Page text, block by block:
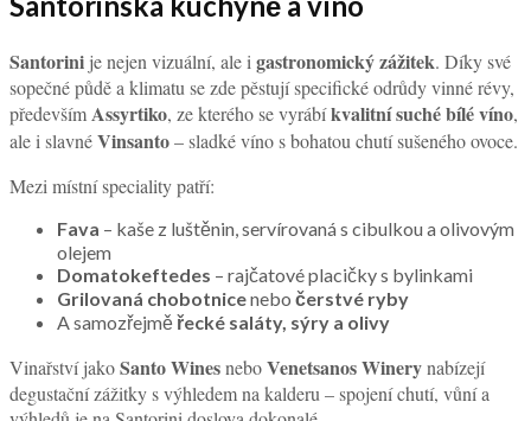
Santorini je nejen vizuální, ale i gastronomický zážitek. Díky své
sopečné půdě a klimatu se zde pěstují specifické odrůdy vinné révy,
předevšímAssyrtiko, ze kterého se vyrábíkvalitní suché bílé víno,
ale i slavnéVinsanto– sladké víno s bohatou chutí sušeného ovoce.
Mezi místní speciality patří:
Fava – kaše z luštěnin, servírovaná s cibulkou a olivovým
olejem
Domatokeftedes – rajčatové placičky s bylinkami
Grilovaná chobotnicenebo čerstvé ryby
A samozřejměřecké saláty, sýry a olivy
Vinařství jakoSanto WinesneboVenetsanos Winerynabízejí
degustační zážitky s výhledem na kalderu – spojení chutí, vůní a